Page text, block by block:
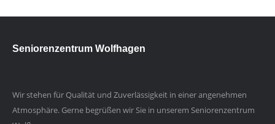
Seniorenzentrum Wolfhagen
Wir stehen für Qualität und Zuverlässigkeit in einer angenehmen
Atmosphäre. Gerne begrüßen wir Sie in unserem Seniorenzentrum